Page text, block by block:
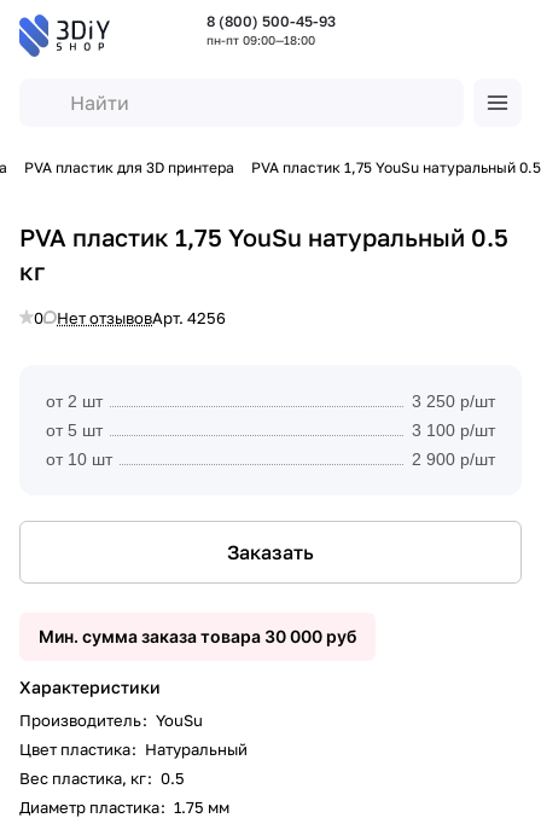
8 (800) 500-45-93
пн-пт 09:00—18:00
PVA пластик для 3D принтера PVA пластик 1,75 YouSu натуральный
PVA пластик 1,75 YouSu натуральный 0.5
кг
0 Нет отзывовАрт. 4256
от 2 шт
3 250 р/шт
от 5 шт
3 100 р/шт
от 10 шт
2 900 р/шт
Заказать
Мин. сумма заказа товара 30 000 руб
Характеристики
Производитель: YouSu
Цвет пластика: Натуральный
Вес пластика, кг: 0.5
Диаметр пластика: 1.75 мм